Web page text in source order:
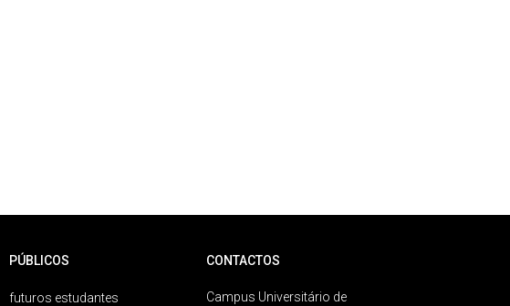
PÚBLICOS
futuros estudantes
CONTACTOS
Campus Universitário de